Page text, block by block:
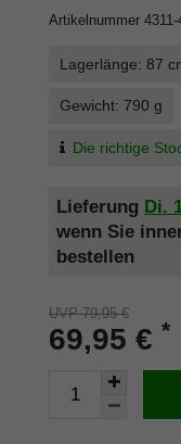
Artikelnummer 4311-
Lagerlänge: 87
Gewicht: 790 g
Die richtige
Lieferung Di.
wenn Sie
bestellen
UVP 79,95 €
69,95 € *